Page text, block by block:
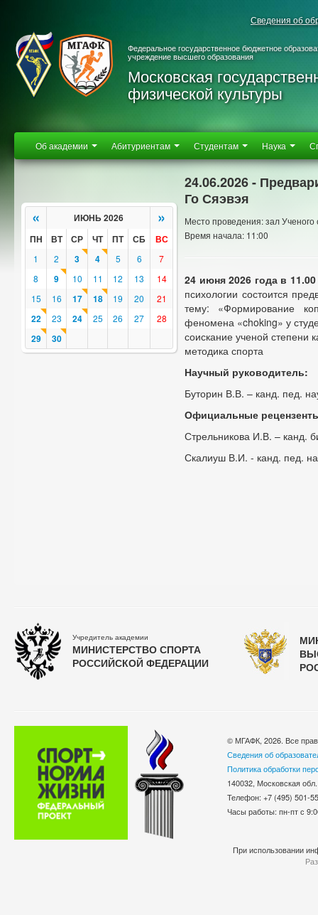
Сведения об
Федеральное государственное бюджетное
учреждение высшего образования
Московская
физической культуры
Об академии Абитуриентам Студентам Наука
« ИЮНЬ 2026 »
ПН ВТ СР ЧТ ПТ СБ ВС
1 2 3 4 5 6
7
8
9 10 11 12 13
14
15
16 17 18 19 20 21
22 23 24 25 26 27 28
29 30
24.06.2026 -
Го Сяэвэя
Место проведения: зал
Время начала: 11:00
24 июня 2026 года в
психологии состоится
тему: «Формирование
феномена «choking» у
соискание ученой степени
методика спорта
Научный руководитель:
Буторин В.В. – канд. пед.
Официальные
Стрельникова И.В. – канд.
Скалиуш В.И. - канд. пед.
Учредитель академии
МИНИСТЕРСТВО СПОРТА
РОССИЙСКОЙ ФЕДЕРАЦИИ
© МГАФК, 2026. Все
Сведения об
Политика обработки
140032, Московская
Телефон: +7 (495)
Часы работы: пн-пт с
При использовании